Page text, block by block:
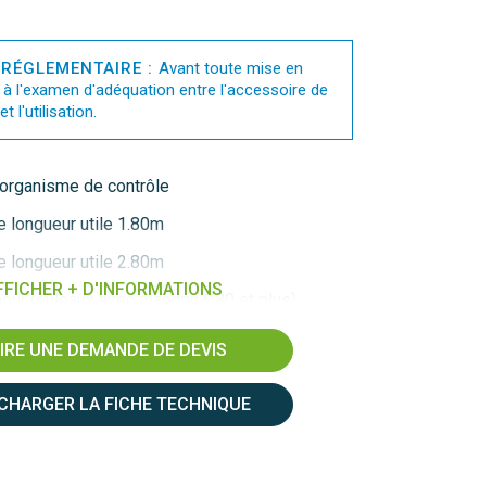
: Avant toute mise en
l'examen d'adéquation entre l'accessoire de
l'utilisation.
de contrôle
longueur utile 1.80m
longueur utile 2.80m
rouleaux avec mandrin Ø80 et plus)
sur 1 talon de fourche
fourreaux section int. 155 x 55 et entraxe
sur demande
+ D'INFORMATIONS
UNE DEMANDE DE DEVIS
LA FICHE TECHNIQUE